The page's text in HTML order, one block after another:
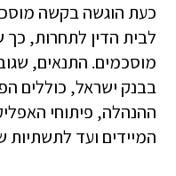
כעת הוגשה בקשה
לבית הדין לתחרות,
מוסכמים. התנאים,
בבנק ישראל, כוללים
ההנהלה, פיתוחי
המיידים ועד לתשתיות